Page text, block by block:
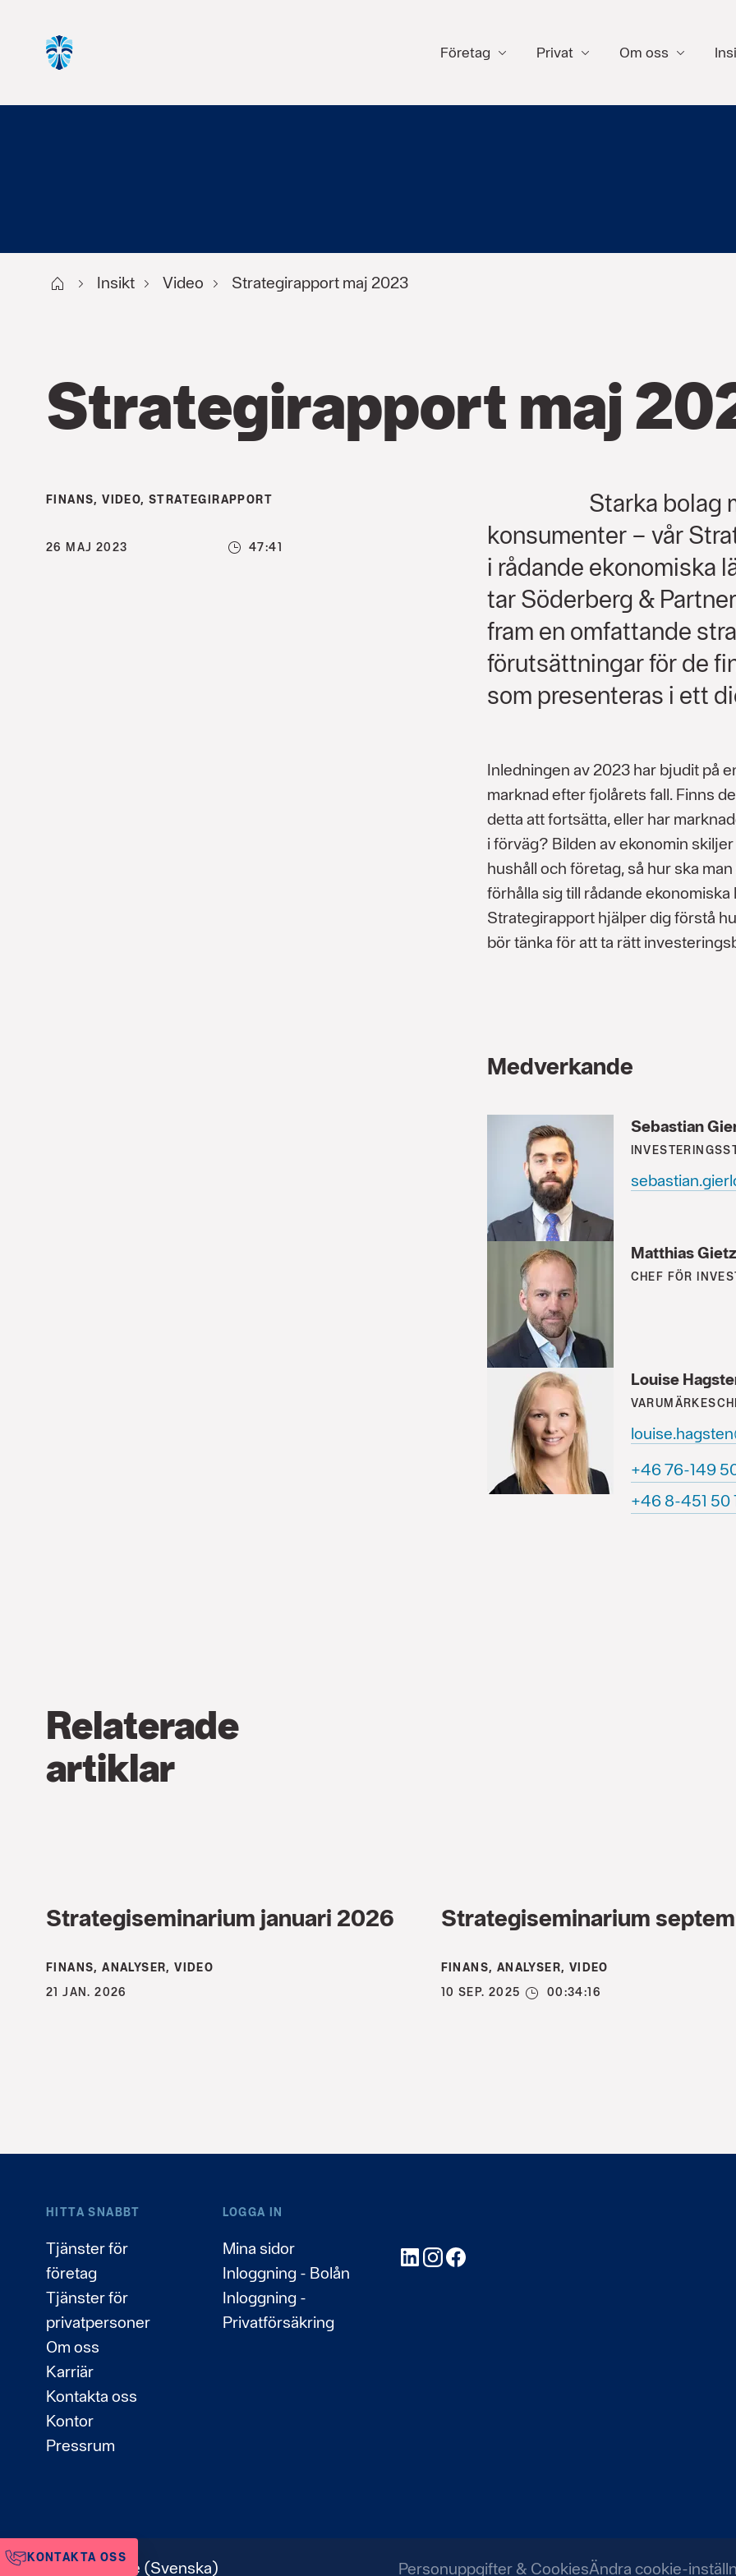
Företag Privat Om oss
KONTAKTA OSS
Start Insikt Video Strategirapport maj 2023
Strategirapport maj
FINANS,VIDEO,STRATEGIRAPPORT
26 MAJ 2023 47:41
Starka bolag
konsumenter – vår
i rådande ekonomiska
tar Söderberg &
fram en omfattande
förutsättningar för de
som presenteras i ett
Inledningen av 2023 har bjudit på
marknad efter fjolårets fall. Finns
detta att fortsätta, eller har
i förväg? Bilden av ekonomin
hushåll och företag, så hur ska
förhålla sig till rådande ekonomiska
Strategirapport hjälper dig förstå
bör tänka för att ta rätt
Medverkande
Sebastian
Matthias
CHEF FÖR
Louise
71 05 941-67
71 05 154-8
Relaterade
artiklar
Strategiseminarium januari 2026
FINANS, ANALYSER, VIDEO
21 JAN. 2026
Strategiseminarium
FINANS, ANALYSER, VIDEO
10 SEP. 2025
00:34:16
HITTA SNABBT
Tjänster för
företag
Tjänster för
privatpersoner
Om oss
Karriär
Kontakta oss
Kontor
Pressrum
LOGGA IN
Mina sidor
Inloggning - Bolån
Inloggning -
Privatförsäkring
LinkedInInstagram
Sverige (Svenska) Personuppgifter & CookiesÄndra cookie-